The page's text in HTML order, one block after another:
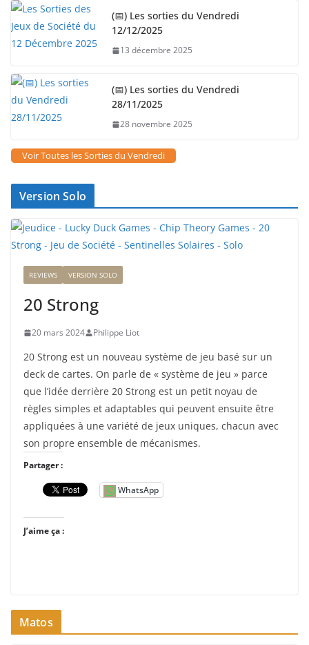
(📅) Les sorties du Vendredi
12/12/2025
13 décembre 2025
(📅) Les sorties du Vendredi
28/11/2025
28 novembre 2025
Voir Toutes les Sorties du Vendredi
Version Solo
REVIEWS VERSION SOLO
20 Strong
20 mars 2024 Philippe Liot
20 Strong est un nouveau système de jeu basé sur un
deck de cartes. On parle de « système de jeu » parce
que l’idée derrière 20 Strong est un petit noyau de
règles simples et adaptables qui peuvent ensuite être
appliquées à une variété de jeux uniques, chacun avec
son propre ensemble de mécanismes.
Partager :
WhatsApp
J’aime ça :
Matos